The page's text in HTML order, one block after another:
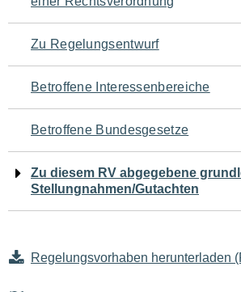
für
den
Seiteninhalt
Zu Regelungsentwurf
Betroffene Interessenbereiche
Betroffene Bundesgesetze
Zu diesem RV abgegebene
Stellungnahmen/Gutachten
Regelungsvorhaben herunterladen